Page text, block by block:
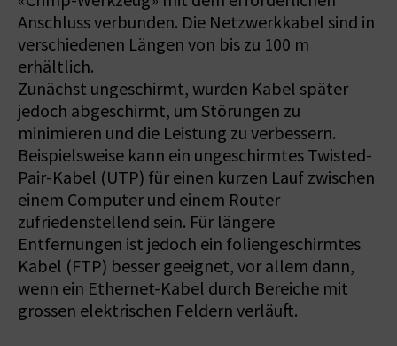
Anschluss verbunden. Die Netzwerkkabel sind in
verschiedenen Längen von bis zu 100 m
erhältlich.
Zunächst ungeschirmt, wurden Kabel später
jedoch abgeschirmt, um Störungen zu
minimieren und die Leistung zu verbessern.
Beispielsweise kann ein ungeschirmtes Twisted-
Pair-Kabel (UTP) für einen kurzen Lauf zwischen
einem Computer und einem Router
zufriedenstellend sein. Für längere
Entfernungen ist jedoch ein foliengeschirmtes
Kabel (FTP) besser geeignet, vor allem dann,
wenn ein Ethernet-Kabel durch Bereiche mit
grossen elektrischen Feldern verläuft.